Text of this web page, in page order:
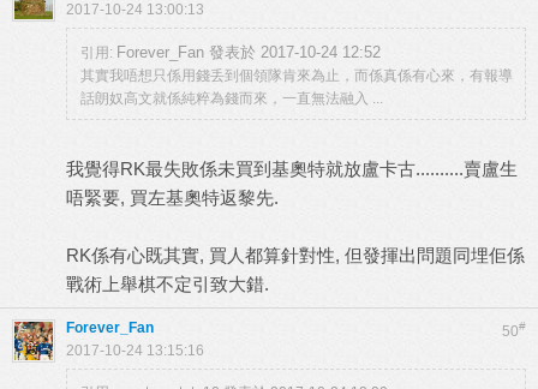
2017-10-24 13:00:13
引用: Forever_Fan 發表於 2017-10-24 12:52
其實我唔想只係用錢丢到個領隊肯來為止，而係真係有心來，有報導
話朗奴高文就係純粹為錢而來，一直無法融入 ...
我覺得RK最失敗係未買到基奧特就放盧卡古..........賣盧生
唔緊要, 買左基奧特返黎先.
RK係有心既其實, 買人都算針對性, 但發揮出問題同埋佢係
戰術上舉棋不定引致大錯.
50#
Forever_Fan
2017-10-24 13:15:16